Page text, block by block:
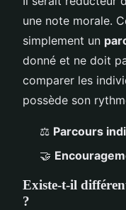
une note morale.
simplement un
donné et ne doit
comparer les
possède son
⚖️ Parcours
🤝
Existe-t-il
?